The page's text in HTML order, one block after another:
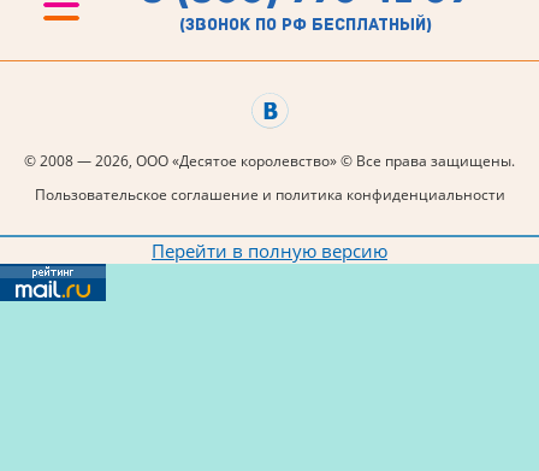
(звонок по рф бесплатный)
© 2008 — 2026, ООО «Десятое королевство» © Все права защищены.
Пользовательское соглашение и политика конфиденциальности
Перейти в полную версию